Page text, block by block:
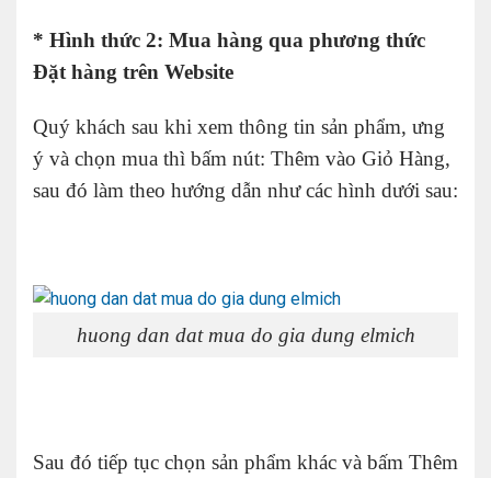
* Hình thức 2: Mua hàng qua phương thức
Đặt hàng trên Website
Quý khách sau khi xem thông tin sản phẩm, ưng
ý và chọn mua thì bấm nút: Thêm vào Giỏ Hàng,
sau đó làm theo hướng dẫn như các hình dưới sau:
huong dan dat mua do gia dung elmich
Sau đó tiếp tục chọn sản phẩm khác và bấm Thêm